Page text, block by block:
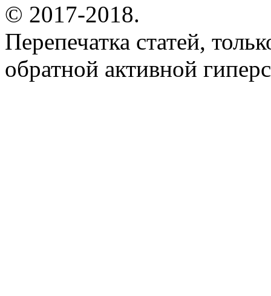
© 2017-2018.
Перепечатка статей,
обратной активной